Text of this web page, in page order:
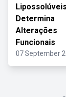
Lipossolúveis
Determina
Alterações
Funcionais
07 September